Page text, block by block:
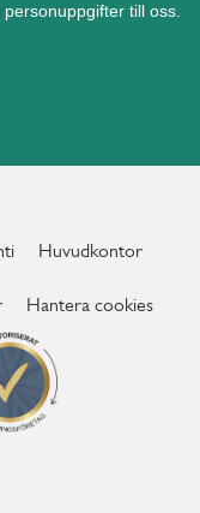
till oss.
Huvudkontor
Hantera cookies